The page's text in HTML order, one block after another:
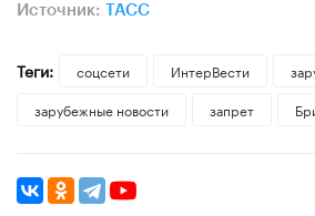
Источник: ТАСС
Теги: соцсети ИнтерВести
зарубежные новости
запрет